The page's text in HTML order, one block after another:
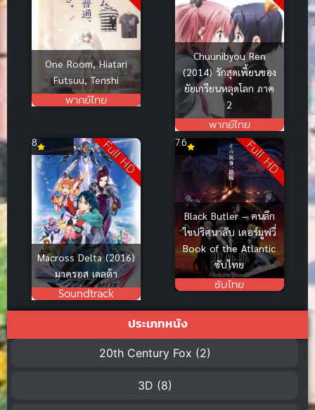
One Room, Hiatari
Futsuu, Tenshi
พากย์ไทย
Chuunibyou Ren
(2014) รักสุดเพี้ยนของ
ยัยเกรียนหลุดโลก ภาค
2
พากย์ไทย
Full HD
Macross Delta (2016)
มาครอส เดลต้า
Soundtrack
8 Full HD
Black Butler – คนลึก
ไขปริศนาลับ เดอร์มูฟวี่
Book of the Atlantic
ซับไทย
ซับไทย
7.6
ประเภทหนัง
20th Century Fox (2)
3D (8)